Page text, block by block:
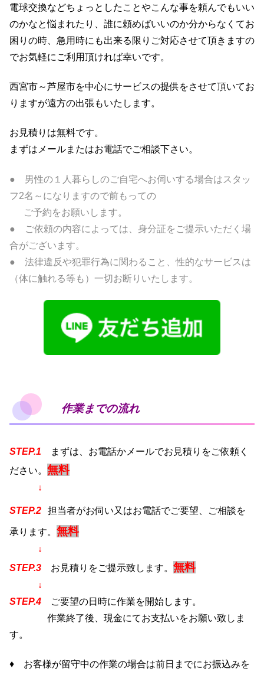
電球交換などちょっとしたことやこんな事を頼んでもいい
のかなと悩まれたり、誰に頼めばいいのか分からなくてお
困りの時、急用時にも出来る限りご対応させて頂きますの
でお気軽にご利用頂ければ幸いです。
西宮市～芦屋市を中心にサービスの提供をさせて頂いてお
りますが遠方の出張もいたします。
お見積りは無料です。
まずはメールまたはお電話でご相談下さい。
● 男性の１人暮らしのご自宅へお伺いする場合はスタッ
フ2名～になりますので前もっての
ご予約をお願いします。
● ご依頼の内容によっては、身分証をご提示いただく場
合がございます。
● 法律違反や犯罪行為に関わること、性的なサービスは
（体に触れる等も）一切お断りいたします。
作業までの流れ
STEP.1
まずは、お電話かメールでお見積りをご依頼く
ださい。 無料
↓
STEP.2 担当者がお伺い又はお電話でご要望、ご相談を
承ります。 無料
↓
STEP.3
お見積りをご提示致します。 無料
↓
STEP.4
ご要望の日時に作業を開始します。
作業終了後、現金にてお支払いをお願い致しま
す。
♦ お客様が留守中の作業の場合は前日までにお振込みを